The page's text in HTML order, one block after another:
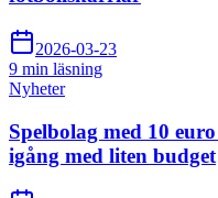
2026-03-23
9 min läsning
Nyheter
Spelbolag med 10
igång med liten budget